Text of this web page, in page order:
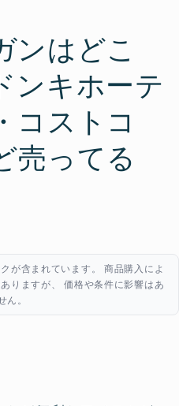
ンはどこ
ンキホーテ
コストコ
売ってる
が含まれています。 商品購入によ
りますが、 価格や条件に影響はあ
ん。